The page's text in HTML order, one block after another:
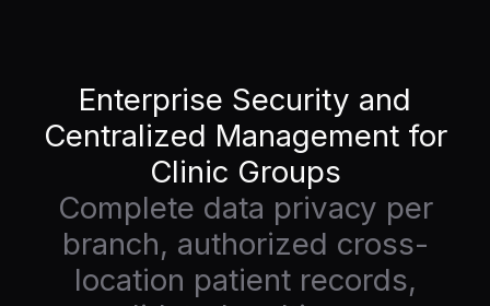
Enterprise Security and
Centralized Management for
Clinic Groups
Complete data privacy per
branch, authorized cross-
location patient records,